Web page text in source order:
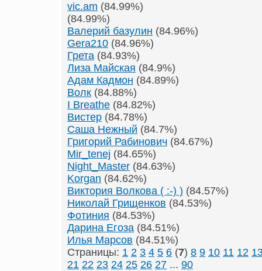
vic.am (84.99%)
(84.99%)
Валерий базулин (84.96%)
Gera210 (84.96%)
Грета (84.93%)
Лиза Майская (84.9%)
Адам Кадмон (84.89%)
Волк (84.88%)
I Breathe (84.82%)
Вистер (84.78%)
Саша Нежный (84.7%)
Григорий Рабинович (84.67%)
Mir_tenej (84.65%)
Night_Master (84.63%)
Korgan (84.62%)
Виктория Волкова ( :-) ) (84.57%)
Николай Грищенков (84.53%)
Фотиния (84.53%)
Дарина Егоза (84.51%)
Илья Марсов (84.51%)
Страницы: 1 2 3 4 5 6 (7) 8 9 10 11 12
21 22 23 24 25 26 27 ... 90